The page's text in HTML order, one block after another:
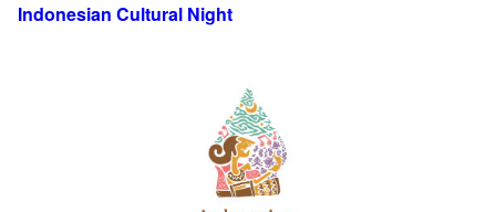
Indonesian Cultural Night